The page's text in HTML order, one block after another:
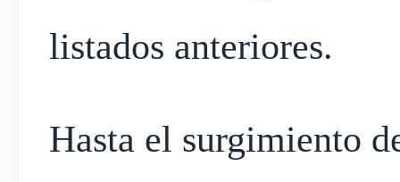
listados anteriores.
Hasta el surgimiento